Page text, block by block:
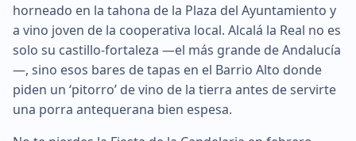
horneado en la tahona de la Plaza del Ayuntamiento y
a vino joven de la cooperativa local. Alcalá la Real no es
solo su castillo-fortaleza —el más grande de Andalucía
—, sino esos bares de tapas en el Barrio Alto donde
piden un ‘pitorro’ de vino de la tierra antes de servirte
una porra antequerana bien espesa.